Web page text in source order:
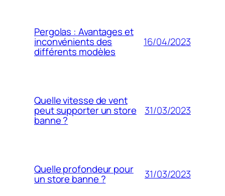
Pergolas : Avantages et
inconvénients des
différents modèles
16/04/2023
Quelle vitesse de vent
peut supporter un store
banne ?
31/03/2023
Quelle profondeur pour
un store banne ? 31/03/2023